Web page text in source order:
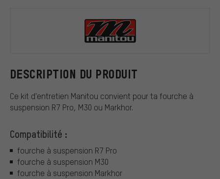
DESCRIPTION DU PRODUIT
Ce kit d'entretien Manitou convient pour ta fourche à
suspension R7 Pro, M30 ou Markhor.
Compatibilité :
fourche à suspension R7 Pro
fourche à suspension M30
fourche à suspension Markhor